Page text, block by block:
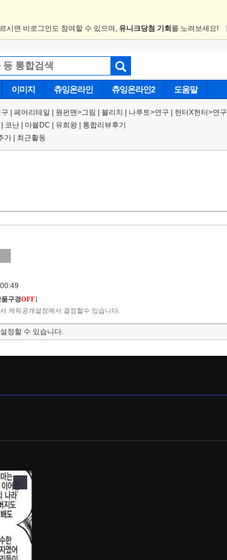
시면 비로그인도 참여할 수 있으며, 유니크당첨 기회 를 노려보세요!
이미지 츄잉온라인 츄잉온라인2 도움말
페어리테일 | 원펀맨>그림 블리치 나루토>연구 헌터X헌터>연구
코난 마블DC 유희왕 통합리뷰후기
가 최근활동
품구경OFF]
캐릭공개설정에서 결정할수 있습니다.
정할 수 있습니다.